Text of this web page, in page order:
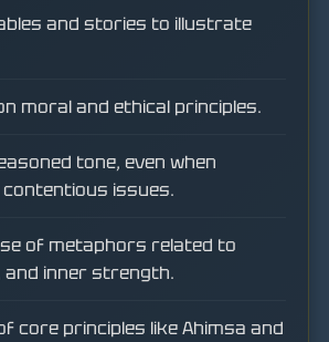
and stories to illustrate
moral and ethical principles.
tone, even when
issues.
of metaphors related to
inner strength.
core principles like Ahimsa and